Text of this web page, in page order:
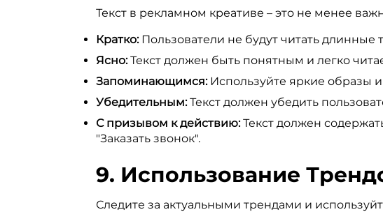
Текст в рекламном креативе – это не менее
Кратко:Пользователи не будут читать длинные
Ясно:Текст должен быть понятным и легко
Запоминающимся:Используйте яркие образы
Убедительным:Текст должен убедить
С призывом к действию:Текст должен
"Заказать звонок".
9. Использование
Следите за актуальными трендами и